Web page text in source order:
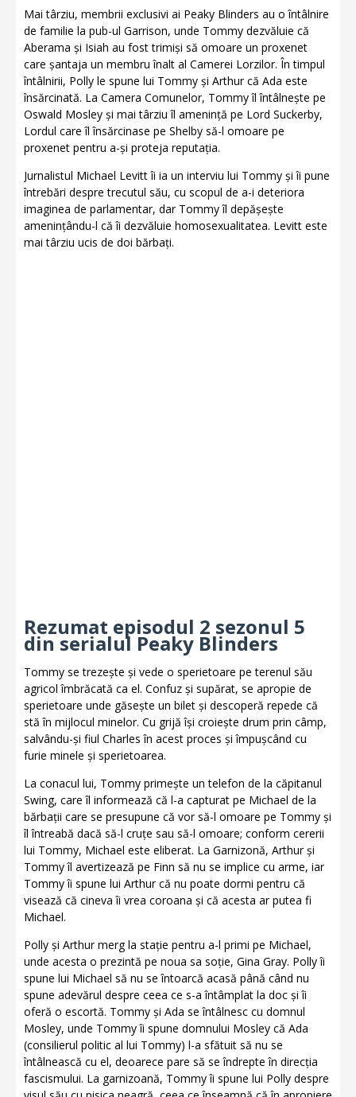
Mai târziu, membrii exclusivi ai Peaky Blinders au o întâlnire
de familie la pub-ul Garrison, unde Tommy dezvăluie că
Aberama și Isiah au fost trimiși să omoare un proxenet
care șantaja un membru înalt al Camerei Lorzilor. În timpul
întâlnirii, Polly le spune lui Tommy și Arthur că Ada este
însărcinată. La Camera Comunelor, Tommy îl întâlnește pe
Oswald Mosley și mai târziu îl amenință pe Lord Suckerby,
Lordul care îl însărcinase pe Shelby să-l omoare pe
proxenet pentru a-și proteja reputația.
Jurnalistul Michael Levitt îi ia un interviu lui Tommy și îi pune
întrebări despre trecutul său, cu scopul de a-i deteriora
imaginea de parlamentar, dar Tommy îl depășește
amenințându-l că îi dezvăluie homosexualitatea. Levitt este
mai târziu ucis de doi bărbați.
Rezumat episodul 2 sezonul 5
din serialul Peaky Blinders
Tommy se trezește și vede o sperietoare pe terenul său
agricol îmbrăcată ca el. Confuz și supărat, se apropie de
sperietoare unde găsește un bilet și descoperă repede că
stă în mijlocul minelor. Cu grijă își croiește drum prin câmp,
salvându-și fiul Charles în acest proces și împușcând cu
furie minele și sperietoarea.
La conacul lui, Tommy primește un telefon de la căpitanul
Swing, care îl informează că l-a capturat pe Michael de la
bărbații care se presupune că vor să-l omoare pe Tommy și
îl întreabă dacă să-l cruțe sau să-l omoare; conform cererii
lui Tommy, Michael este eliberat. La Garnizonă, Arthur și
Tommy îl avertizează pe Finn să nu se implice cu arme, iar
Tommy îi spune lui Arthur că nu poate dormi pentru că
visează că cineva îi vrea coroana și că acesta ar putea fi
Michael.
Polly și Arthur merg la stație pentru a-l primi pe Michael,
unde acesta o prezintă pe noua sa soție, Gina Gray. Polly îi
spune lui Michael să nu se întoarcă acasă până când nu
spune adevărul despre ceea ce s-a întâmplat la doc și îi
oferă o escortă. Tommy și Ada se întâlnesc cu domnul
Mosley, unde Tommy îi spune domnului Mosley că Ada
(consilierul politic al lui Tommy) l-a sfătuit să nu se
întâlnească cu el, deoarece pare să se îndrepte în direcția
fascismului. La garnizoană, Tommy îi spune lui Polly despre